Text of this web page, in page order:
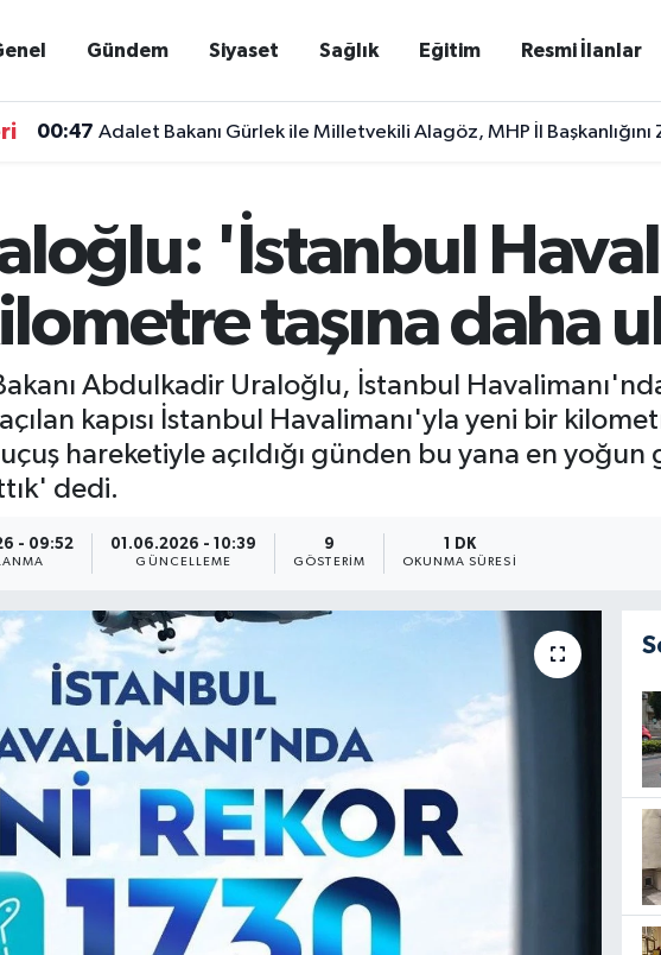
Gündem Siyaset Sağlık Eğitim Resmi İlanlar
00:47 Adalet Bakanı Gürlek ile Milletvekili Alagöz, MHP İl
'İstanbul
taşına daha
Abdulkadir Uraloğlu, İstanbul
kapısı İstanbul Havalimanı'yla yeni bir
hareketiyle açıldığı günden bu yana en
dedi.
- 09:52 01.06.2026 - 10:39
GÜNCELLEME
9
GÖSTERIM
1 DK
OKUNMA SÜRESI